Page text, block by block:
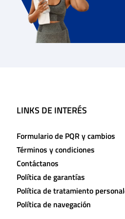
LINKS DE INTERÉS
Formulario de PQR y cambios
Términos y condiciones
Contáctanos
Política de garantías
Política de tratamiento
Política de navegación